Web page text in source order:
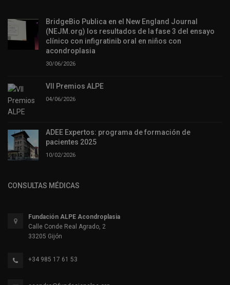
BridgeBio Publica en el New England Journal
(NEJM.org) los resultados de la fase 3 del ensayo
clínico con infigratinib oral en niños con
acondroplasia
30/06/2026
VII Premios ALPE
04/06/2026
ADEE Expertos: programa de formación de
pacientes 2025
10/02/2026
CONSULTAS MÉDICAS
Fundación ALPE Acondroplasia
Calle Conde Real Agrado, 2
33205 Gijón
+34 985 17 61 53